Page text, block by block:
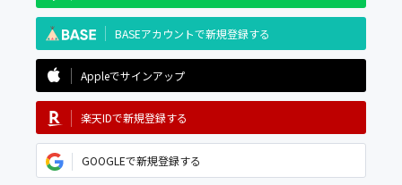
BASEアカウントで新規登録する
Appleでサインアップ
楽天IDで新規登録する
GOOGLEで新規登録する